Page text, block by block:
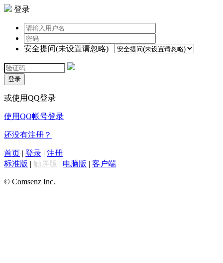
登录
安全提问(未设置请忽略)
登录
或使用QQ登录
使用QQ帐号登录
还没有注册？
首页 | 登录 | 注册
标准版 | 触屏版 | 电脑版 | 客户端
© Comsenz Inc.